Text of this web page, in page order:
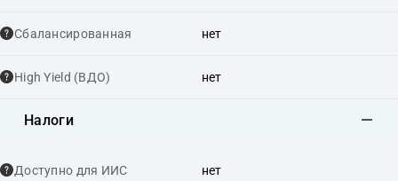
Сбалансированная нет
High Yield (ВДО) нет
Налоги
Доступно для ИИС нет